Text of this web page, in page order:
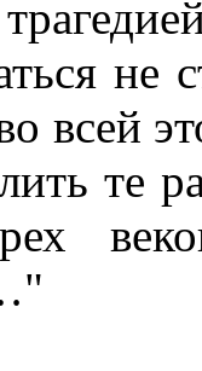
не
всей
те